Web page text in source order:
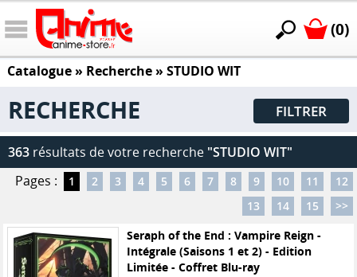
(0)
Catalogue» Recherche » STUDIO WIT
RECHERCHE FILTRER
363 résultats de votre recherche "STUDIO WIT"
Pages :
1 2 3 4 5 6 7 8 9 10 11
12
13
14 15
>>
Seraph of the End : Vampire Reign -
Intégrale (Saisons 1 et 2) - Edition
Limitée - Coffret Blu-ray